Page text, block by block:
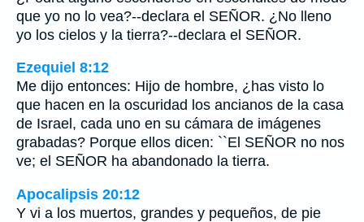
que yo no lo vea?--declara el SEÑOR. ¿No lleno
yo los cielos y la tierra?--declara el SEÑOR.
Ezequiel 8:12
Me dijo entonces: Hijo de hombre, ¿has visto lo
que hacen en la oscuridad los ancianos de la casa
de Israel, cada uno en su cámara de imágenes
grabadas? Porque ellos dicen: ``El SEÑOR no nos
ve; el SEÑOR ha abandonado la tierra.
Apocalipsis 20:12
Y vi a los muertos, grandes y pequeños, de pie